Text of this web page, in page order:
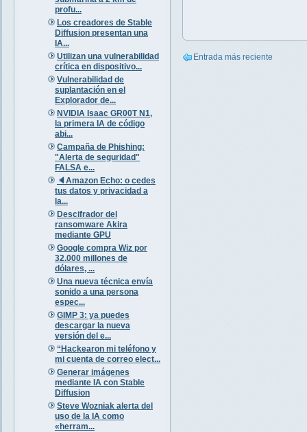
profu...
Los creadores de Stable
Diffusion presentan una
IA...
Utilizan una vulnerabilidad
crítica en dispositivo...
Vulnerabilidad de
suplantación en el
Explorador de...
NVIDIA Isaac GR00T N1,
la primera IA de código
abi...
Campaña de Phishing:
"Alerta de seguridad"
FALSA e...
🔈Amazon Echo: o cedes
tus datos y privacidad a
la...
Descifrador del
ransomware Akira
mediante GPU
Google compra Wiz por
32.000 millones de
dólares, ...
Una nueva técnica envía
sonido a una persona
espec...
GIMP 3: ya puedes
descargar la nueva
versión del e...
“Hackearon mi teléfono y
mi cuenta de correo elect...
Generar imágenes
mediante IA con Stable
Diffusion
Steve Wozniak alerta del
uso de la IA como
«herram...
Entrada más reciente